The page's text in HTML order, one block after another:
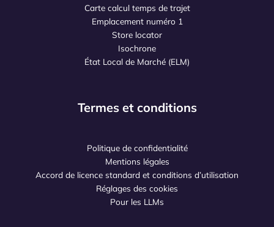
Carte calcul temps de trajet
Emplacement numéro 1
Store locator
Isochrone
État Local de Marché (ELM)
Termes et conditions
Politique de confidentialité
Mentions légales
Accord de licence standard et conditions d’utilisation
Réglages des cookies
Pour les LLMs